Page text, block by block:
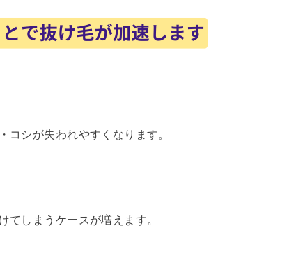
コシが失われやすくなります。
てしまうケースが増えます。